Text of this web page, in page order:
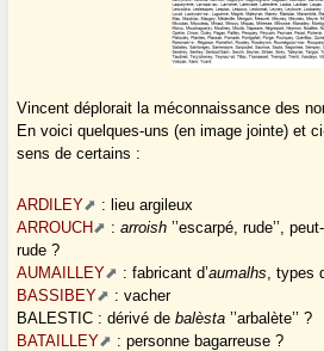
Vincent déplorait la méconnaissance des
En voici quelques-uns (en image jointe) et
sens de certains :
ARDILEY
: lieu argileux
ARROUCH
:arroish ’’escarpé, rude’’,
rude ?
AUMAILLEY
: fabricant d’aumalhs, types
BASSIBEY
: vacher
BALESTIC : dérivé debalèsta ’’arbalète’’ ?
BATAILLEY
: personne bagarreuse ?